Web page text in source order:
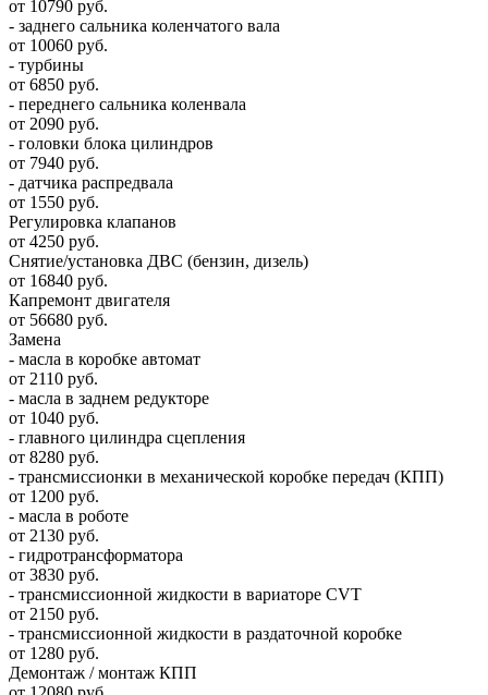
от 10790 руб.
- заднего сальника коленчатого вала
от 10060 руб.
- турбины
от 6850 руб.
- переднего сальника коленвала
от 2090 руб.
- головки блока цилиндров
от 7940 руб.
- датчика распредвала
от 1550 руб.
Регулировка клапанов
от 4250 руб.
Снятие/установка ДВС (бензин, дизель)
от 16840 руб.
Капремонт двигателя
от 56680 руб.
Замена
- масла в коробке автомат
от 2110 руб.
- масла в заднем редукторе
от 1040 руб.
- главного цилиндра сцепления
от 8280 руб.
- трансмиссионки в механической коробке передач (КПП)
от 1200 руб.
- масла в роботе
от 2130 руб.
- гидротрансформатора
от 3830 руб.
- трансмиссионной жидкости в вариаторе CVT
от 2150 руб.
- трансмиссионной жидкости в раздаточной коробке
от 1280 руб.
Демонтаж / монтаж КПП